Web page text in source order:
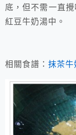
底，但不需一直
紅豆牛奶湯中。
相關食譜：抹茶牛